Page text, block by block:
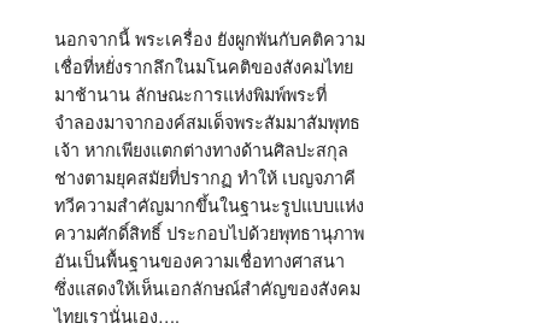
นอกจากนี้ พระเครื่อง ยังผูกพันกับคติความ
เชื่อที่หยั่งรากลึกในมโนคติของสังคมไทย
มาช้านาน ลักษณะการแห่งพิมพ์พระที่
จำลองมาจากองค์สมเด็จพระสัมมาสัมพุทธ
เจ้า หากเพียงแตกต่างทางด้านศิลปะสกุล
ช่างตามยุคสมัยที่ปรากฏ ทำให้ เบญจภาคี
ทวีความสำคัญมากขึ้นในฐานะรูปแบบแห่ง
ความศักดิ์สิทธิ์ ประกอบไปด้วยพุทธานุภาพ
อันเป็นพื้นฐานของความเชื่อทางศาสนา
ซึ่งแสดงให้เห็นเอกลักษณ์สำคัญของสังคม
ไทยเรานั่นเอง….